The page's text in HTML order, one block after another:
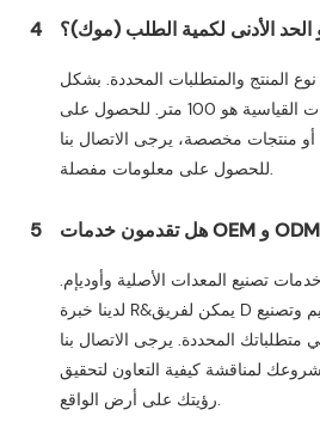
4 الحد الأدنى لكمية الطلب (موك)؟
المنتج والمتطلبات المحددة. بشكل
عام، موك للمنتجات القياسية هو 100 متر. للحصول على
منتجات مخصصة، يرجى الاتصال بنا
للحصول على معلومات مفصلة.
5
تصنيع المعدات الأصلية وأوديإم.
لدينا خبرة R&يمكن لفريق D مساعدتك في تصميم وتصنيع
متطلباتك المحددة. يرجى الاتصال بنا
لمناقشة كيفية التعاون لتحقيق
رؤيتك على أرض الواقع.